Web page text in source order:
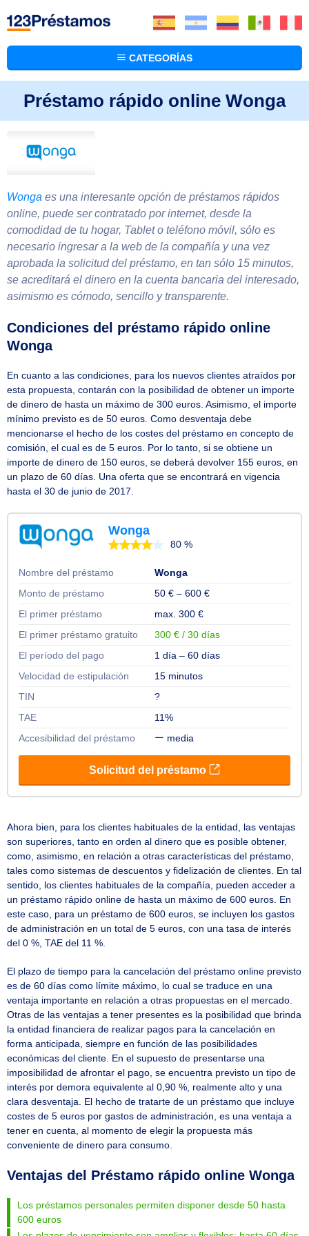
CATEGORÍAS
Préstamo rápido online Wonga
Wonga es una interesante opción de préstamos rápidos
online, puede ser contratado por internet, desde la
comodidad de tu hogar, Tablet o teléfono móvil, sólo es
necesario ingresar a la web de la compañía y una vez
aprobada la solicitud del préstamo, en tan sólo 15 minutos,
se acreditará el dinero en la cuenta bancaria del interesado,
asimismo es cómodo, sencillo y transparente.
Condiciones del préstamo rápido online
Wonga
En cuanto a las condiciones, para los nuevos clientes atraídos por
esta propuesta, contarán con la posibilidad de obtener un importe
de dinero de hasta un máximo de 300 euros. Asimismo, el importe
mínimo previsto es de 50 euros. Como desventaja debe
mencionarse el hecho de los costes del préstamo en concepto de
comisión, el cual es de 5 euros. Por lo tanto, si se obtiene un
importe de dinero de 150 euros, se deberá devolver 155 euros, en
un plazo de 60 días. Una oferta que se encontrará en vigencia
hasta el 30 de junio de 2017.
Ahora bien, para los clientes habituales de la entidad, las ventajas
son superiores, tanto en orden al dinero que es posible obtener,
como, asimismo, en relación a otras características del préstamo,
tales como sistemas de descuentos y fidelización de clientes. En tal
sentido, los clientes habituales de la compañía, pueden acceder a
un préstamo rápido online de hasta un máximo de 600 euros. En
este caso, para un préstamo de 600 euros, se incluyen los gastos
de administración en un total de 5 euros, con una tasa de interés
del 0 %, TAE del 11 %.
El plazo de tiempo para la cancelación del préstamo online previsto
es de 60 días como límite máximo, lo cual se traduce en una
ventaja importante en relación a otras propuestas en el mercado.
Otras de las ventajas a tener presentes es la posibilidad que brinda
la entidad financiera de realizar pagos para la cancelación en
forma anticipada, siempre en función de las posibilidades
económicas del cliente. En el supuesto de presentarse una
imposibilidad de afrontar el pago, se encuentra previsto un tipo de
interés por demora equivalente al 0,90 %, realmente alto y una
clara desventaja. El hecho de tratarte de un préstamo que incluye
costes de 5 euros por gastos de administración, es una ventaja a
tener en cuenta, al momento de elegir la propuesta más
conveniente de dinero para consumo.
Ventajas del Préstamo rápido online Wonga
Los préstamos personales permiten disponer desde 50 hasta
600 euros